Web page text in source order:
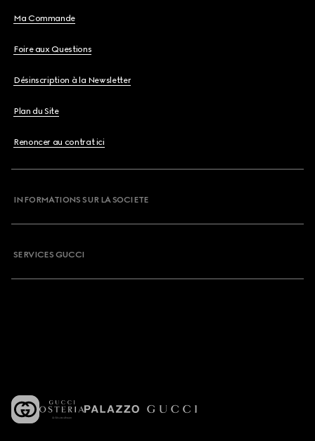
Ma Commande
Foire aux Questions
Désinscription à la Newsletter
Plan du Site
Renoncer au contrat ici
INFORMATIONS SUR LA SOCIETE
SERVICES GUCCI